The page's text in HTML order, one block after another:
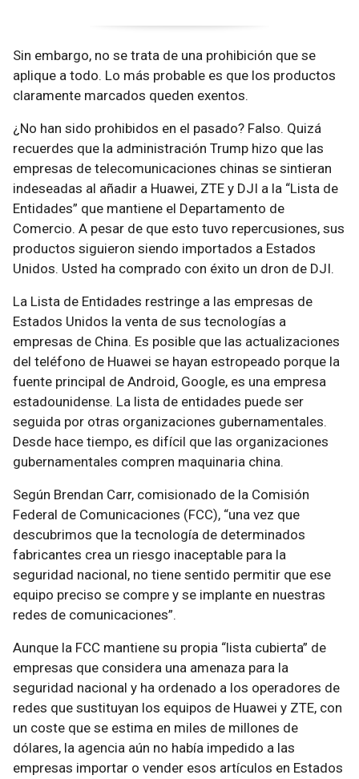
Sin embargo, no se trata de una prohibición que se
aplique a todo. Lo más probable es que los productos
claramente marcados queden exentos.
¿No han sido prohibidos en el pasado? Falso. Quizá
recuerdes que la administración Trump hizo que las
empresas de telecomunicaciones chinas se sintieran
indeseadas al añadir a Huawei, ZTE y DJI a la “Lista de
Entidades” que mantiene el Departamento de
Comercio. A pesar de que esto tuvo repercusiones, sus
productos siguieron siendo importados a Estados
Unidos. Usted ha comprado con éxito un dron de DJI.
La Lista de Entidades restringe a las empresas de
Estados Unidos la venta de sus tecnologías a
empresas de China. Es posible que las actualizaciones
del teléfono de Huawei se hayan estropeado porque la
fuente principal de Android, Google, es una empresa
estadounidense. La lista de entidades puede ser
seguida por otras organizaciones gubernamentales.
Desde hace tiempo, es difícil que las organizaciones
gubernamentales compren maquinaria china.
Según Brendan Carr, comisionado de la Comisión
Federal de Comunicaciones (FCC), “una vez que
descubrimos que la tecnología de determinados
fabricantes crea un riesgo inaceptable para la
seguridad nacional, no tiene sentido permitir que ese
equipo preciso se compre y se implante en nuestras
redes de comunicaciones”.
Aunque la FCC mantiene su propia “lista cubierta” de
empresas que considera una amenaza para la
seguridad nacional y ha ordenado a los operadores de
redes que sustituyan los equipos de Huawei y ZTE, con
un coste que se estima en miles de millones de
dólares, la agencia aún no había impedido a las
empresas importar o vender esos artículos en Estados